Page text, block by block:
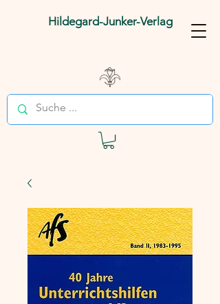
Hildegard-Junker-Verlag